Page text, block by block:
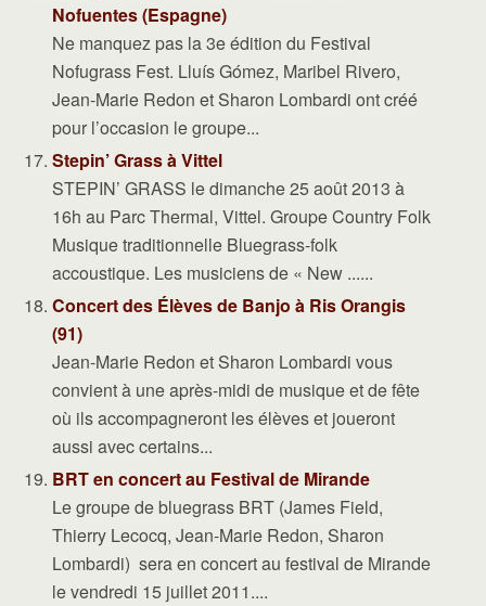
Nofuentes (Espagne)
Ne manquez pas la 3e édition du Festival
Nofugrass Fest. Lluís Gómez, Maribel Rivero,
Jean-Marie Redon et Sharon Lombardi ont créé
pour l’occasion le groupe...
Stepin’ Grass à Vittel
STEPIN’ GRASS le dimanche 25 août 2013 à
16h au Parc Thermal, Vittel. Groupe Country Folk
Musique traditionnelle Bluegrass-folk
accoustique. Les musiciens de « New ......
Concert des Élèves de Banjo à Ris Orangis
(91)
Jean-Marie Redon et Sharon Lombardi vous
convient à une après-midi de musique et de fête
où ils accompagneront les élèves et joueront
aussi avec certains...
BRT en concert au Festival de Mirande
Le groupe de bluegrass BRT (James Field,
Thierry Lecocq, Jean-Marie Redon, Sharon
Lombardi) sera en concert au festival de Mirande
le vendredi 15 juillet 2011....